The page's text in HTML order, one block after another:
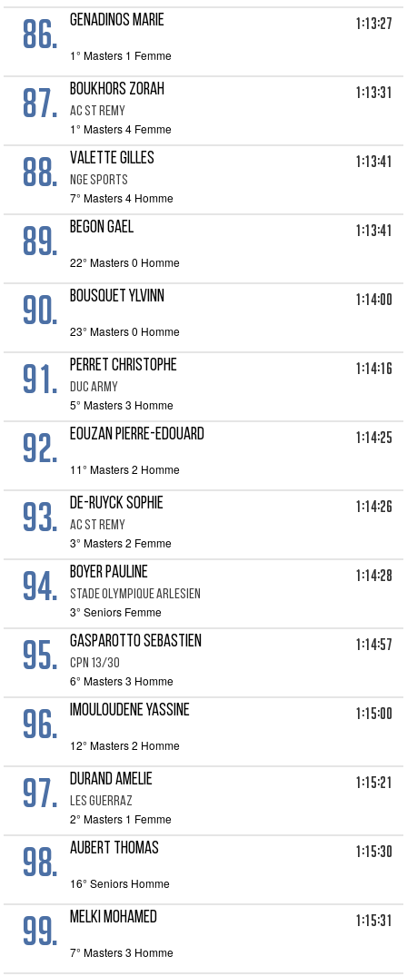
86. GENADINOS MARIE 1:13:27
1° Masters 1 Femme
87. BOUKHORS ZORAH
AC ST REMY
1:13:31
1° Masters 4 Femme
88. VALETTE GILLES
NGE SPORTS
1:13:41
7° Masters 4 Homme
89. BEGON GAEL 1:13:41
22° Masters 0 Homme
90. BOUSQUET YLVINN 1:14:00
23° Masters 0 Homme
91. PERRET CHRISTOPHE
DUC ARMY
1:14:16
5° Masters 3 Homme
92. EOUZAN PIERRE-EDOUARD 1:14:25
11° Masters 2 Homme
93. DE-RUYCK SOPHIE
AC ST REMY
1:14:26
3° Masters 2 Femme
94. BOYER PAULINE
STADE OLYMPIQUE ARLESIEN
1:14:28
3° Seniors Femme
95. GASPAROTTO SEBASTIEN
CPN 13/30
1:14:57
6° Masters 3 Homme
96. IMOULOUDENE YASSINE 1:15:00
12° Masters 2 Homme
97. DURAND AMELIE
LES GUERRAZ
1:15:21
2° Masters 1 Femme
98. AUBERT THOMAS 1:15:30
16° Seniors Homme
99. MELKI MOHAMED 1:15:31
7° Masters 3 Homme